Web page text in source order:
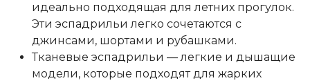
идеально подходящая для летних прогулок.
Эти эспадрильи легко сочетаются с
джинсами, шортами и рубашками.
Тканевые эспадрильи — легкие и дышащие
модели, которые подходят для жарких